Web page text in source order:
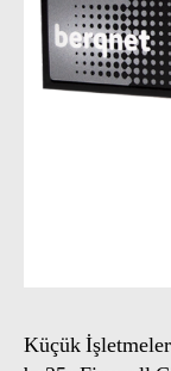
Küçük